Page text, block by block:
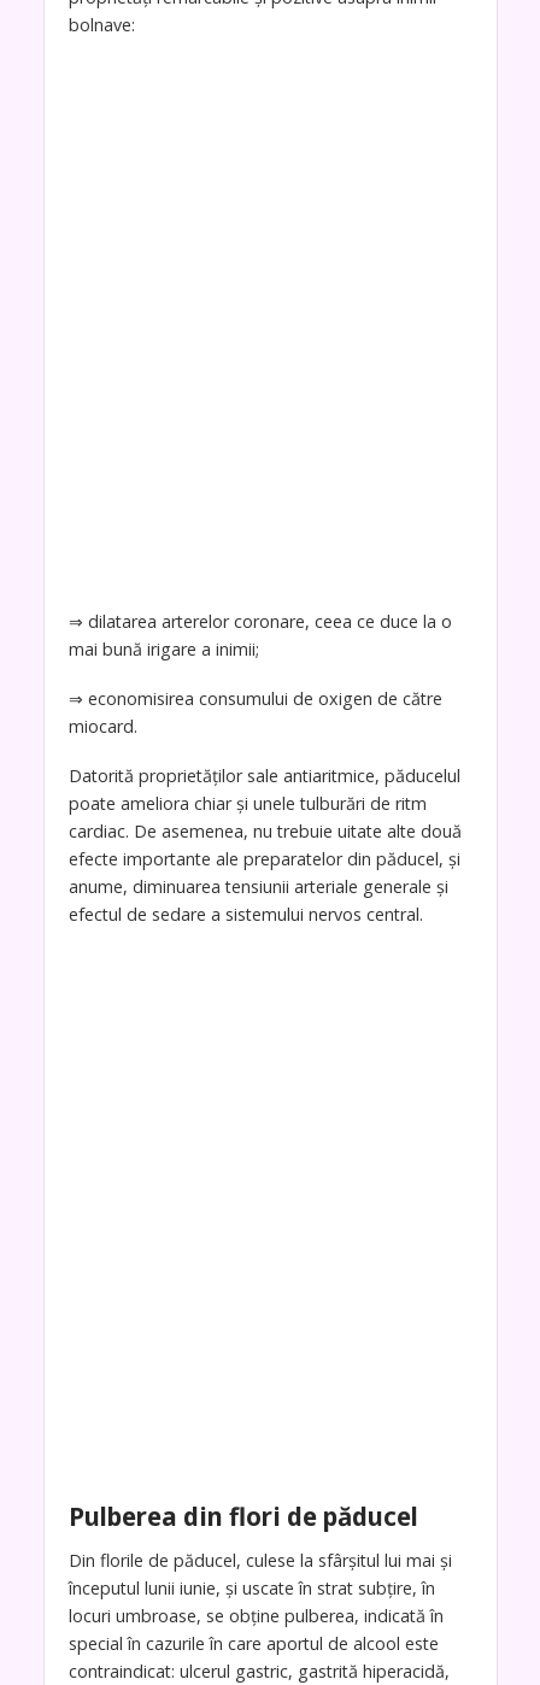
bolnave:
⇒ dilatarea arterelor coronare, ceea ce duce la o
mai bună irigare a inimii;
⇒ economisirea consumului de oxigen de către
miocard.
Datorită proprietăţilor sale antiaritmice, păducelul
poate ameliora chiar şi unele tulburări de ritm
cardiac. De asemenea, nu trebuie uitate alte două
efecte importante ale preparatelor din păducel, şi
anume, diminuarea tensiunii arteriale generale şi
efectul de sedare a sistemului nervos central.
Pulberea din flori de păducel
Din florile de păducel, culese la sfârşitul lui mai şi
începutul lunii iunie, şi uscate în strat subţire, în
locuri umbroase, se obţine pulberea, indicată în
special în cazurile în care aportul de alcool este
contraindicat: ulcerul gastric, gastrită hiperacidă,